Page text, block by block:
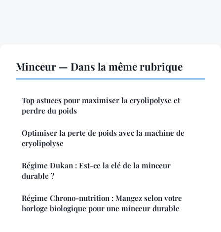
Minceur — Dans la même rubrique
Top astuces pour maximiser la cryolipolyse et
perdre du poids
Optimiser la perte de poids avec la machine de
cryolipolyse
Régime Dukan : Est-ce la clé de la minceur
durable ?
Régime Chrono-nutrition : Mangez selon votre
horloge biologique pour une minceur durable